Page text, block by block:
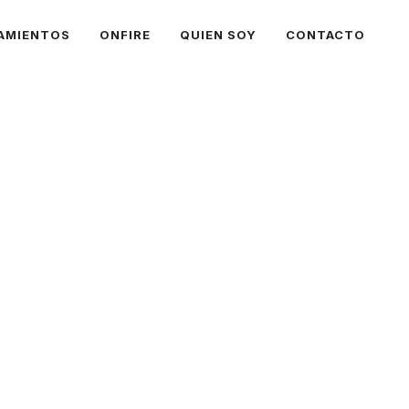
ONFIRE QUIEN SOY CONTACTO